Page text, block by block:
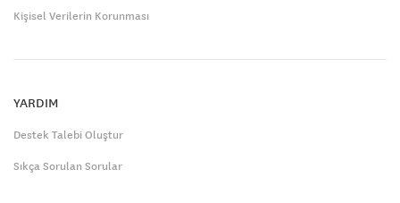
Kişisel Verilerin Korunması
YARDIM
Destek Talebi Oluştur
Sıkça Sorulan Sorular